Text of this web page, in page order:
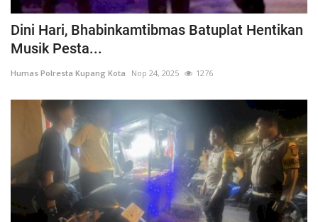
Dini Hari, Bhabinkamtibmas Batuplat Hentikan
Musik Pesta...
Humas Polresta Kupang Kota Nop 24, 2025 1276